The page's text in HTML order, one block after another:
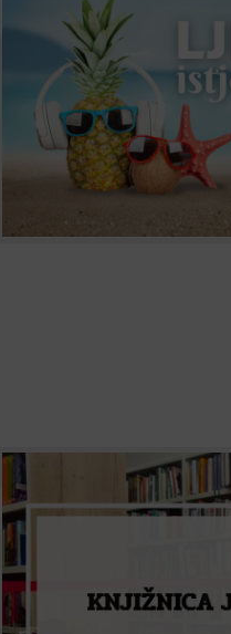
OKVIRNI PROGRAM
otvaramo sutra! Evo što još
djecu koja znaju
AVANTURE su za cijelu
predškolce i ne možemo
Obavijest o radnom
Zbog odlaska vaših
za korisnike.